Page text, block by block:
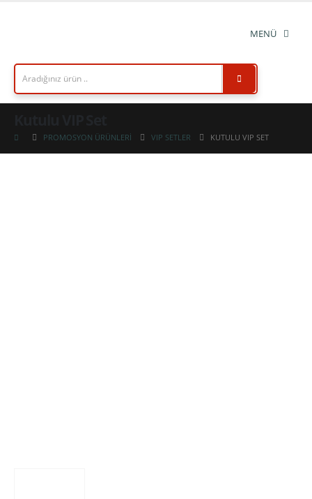
PROMOSYON ÜRÜNLERI VIP SETLER KUTULU VIP SET